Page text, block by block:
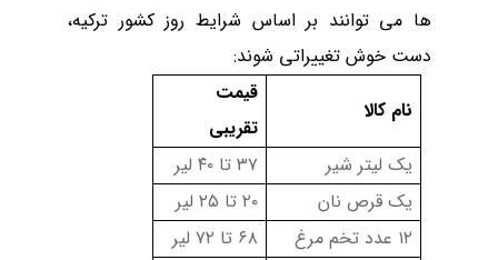
ها می توانند بر اساس شرایط روز کشور ترکیه،
دست خوش تغییراتی شوند:
نام کالا
قیمت
تقریبی
یک لیتر شیر
۳۷ تا ۴۰ لیر
یک قرص نان
۲۰ تا ۲۵ لیر
۱۲ عدد تخم مرغ ۶۸ تا ۷۲ لیر